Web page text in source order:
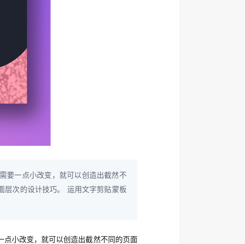
要一点小改变，就可以创造出截然不
层次的设计技巧。 运用文字剪贴蒙板
小改变，就可以创造出截然不同的页面